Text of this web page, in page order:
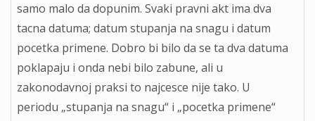
samo malo da dopunim. Svaki pravni akt ima dva
tacna datuma; datum stupanja na snagu i datum
pocetka primene. Dobro bi bilo da se ta dva datuma
poklapaju i onda nebi bilo zabune, ali u
zakonodavnoj praksi to najcesce nije tako. U
periodu „stupanja na snagu“ i „pocetka primene“